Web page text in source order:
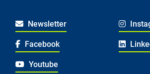
Newsletter
Facebook
Youtube